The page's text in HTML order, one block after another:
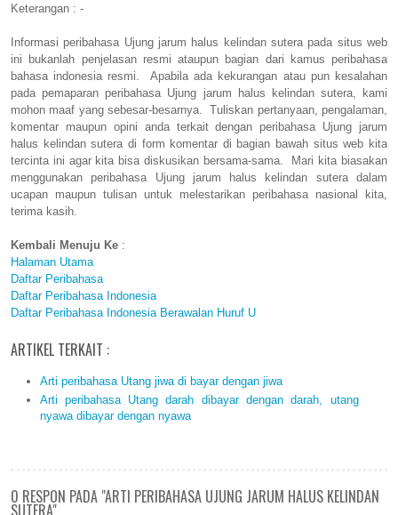
Keterangan : -
Informasi peribahasa Ujung jarum halus kelindan sutera pada situs web
ini bukanlah penjelasan resmi ataupun bagian dari kamus peribahasa
bahasa indonesia resmi. Apabila ada kekurangan atau pun kesalahan
pada pemaparan peribahasa Ujung jarum halus kelindan sutera, kami
mohon maaf yang sebesar-besarnya. Tuliskan pertanyaan, pengalaman,
komentar maupun opini anda terkait dengan peribahasa Ujung jarum
halus kelindan sutera di form komentar di bagian bawah situs web kita
tercinta ini agar kita bisa diskusikan bersama-sama. Mari kita biasakan
menggunakan peribahasa Ujung jarum halus kelindan sutera dalam
ucapan maupun tulisan untuk melestarikan peribahasa nasional kita,
terima kasih.
Kembali Menuju Ke :
Halaman Utama
Daftar Peribahasa
Daftar Peribahasa Indonesia
Daftar Peribahasa Indonesia Berawalan Huruf U
ARTIKEL TERKAIT :
Arti peribahasa Utang jiwa di bayar dengan jiwa
Arti peribahasa Utang darah dibayar dengan darah, utang
nyawa dibayar dengan nyawa
0 RESPON PADA "ARTI PERIBAHASA UJUNG JARUM HALUS KELINDAN
SUTERA"